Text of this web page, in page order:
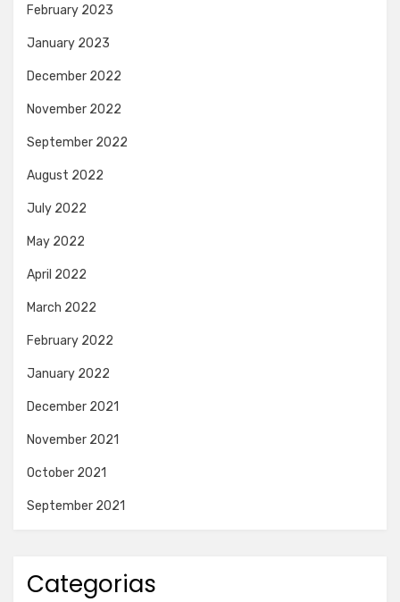
February 2023
January 2023
December 2022
November 2022
September 2022
August 2022
July 2022
May 2022
April 2022
March 2022
February 2022
January 2022
December 2021
November 2021
October 2021
September 2021
Categorias